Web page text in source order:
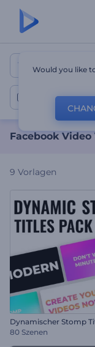
Facebook
Facebook Video
9 Vorlagen
Dynamischer Stomp
80 Szenen
Would you like